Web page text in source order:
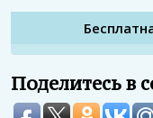
Поделитесь в